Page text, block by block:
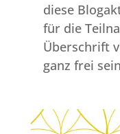
diese
für die
Überschrift
ganz frei